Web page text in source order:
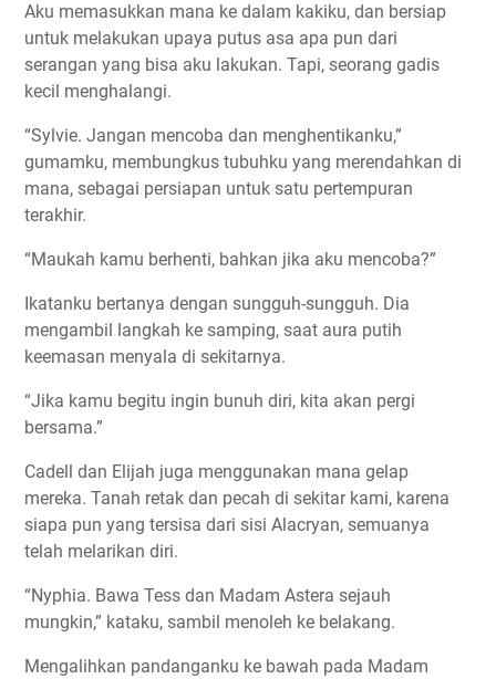
Aku memasukkan mana ke dalam kakiku, dan bersiap
untuk melakukan upaya putus asa apa pun dari
serangan yang bisa aku lakukan. Tapi, seorang gadis
kecil menghalangi.
“Sylvie. Jangan mencoba dan menghentikanku,”
gumamku, membungkus tubuhku yang merendahkan di
mana, sebagai persiapan untuk satu pertempuran
terakhir.
“Maukah kamu berhenti, bahkan jika aku mencoba?”
Ikatanku bertanya dengan sungguh-sungguh. Dia
mengambil langkah ke samping, saat aura putih
keemasan menyala di sekitarnya.
“Jika kamu begitu ingin bunuh diri, kita akan pergi
bersama.”
Cadell dan Elijah juga menggunakan mana gelap
mereka. Tanah retak dan pecah di sekitar kami, karena
siapa pun yang tersisa dari sisi Alacryan, semuanya
telah melarikan diri.
“Nyphia. Bawa Tess dan Madam Astera sejauh
mungkin,” kataku, sambil menoleh ke belakang.
Mengalihkan pandanganku ke bawah pada Madam